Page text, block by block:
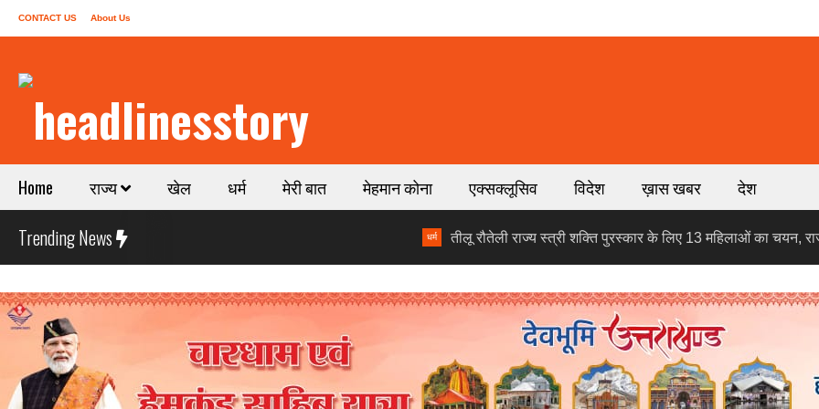
CONTACT US About Us
Home राज्य खेल धर्म मेरी बात मेहमान कोना एक्सक्लूसिव विदेश ख़ास खबर देश
Trending News तीलू रौतेली राज्य स्त्री शक्ति पुरस्कार के लिए 13 महिलाओं का चयन, राज्य स्तरीय